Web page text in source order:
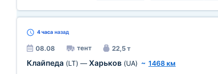
4 часа назад
08.08 тент 22,5 т
Клайпеда (LT) — Харьков (UA) ~ 1468 км